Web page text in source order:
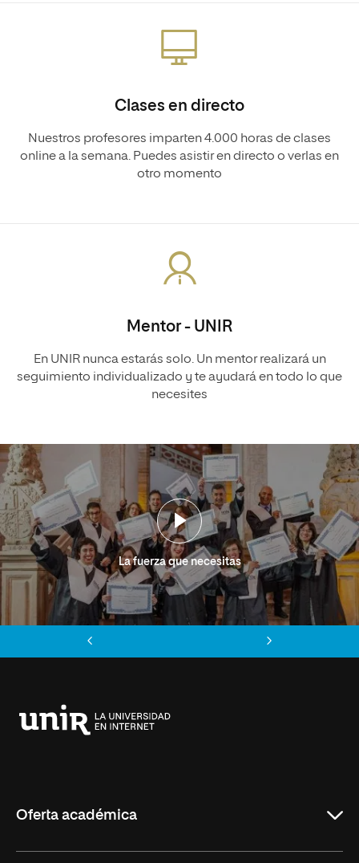
Clases en directo
Nuestros profesores imparten 4.000 horas de clases
online a la semana. Puedes asistir en directo o verlas en
otro momento
Mentor - UNIR
En UNIR nunca estarás solo. Un mentor realizará un
seguimiento individualizado y te ayudará en todo lo que
necesites
La fuerza que necesitas
Oferta académica